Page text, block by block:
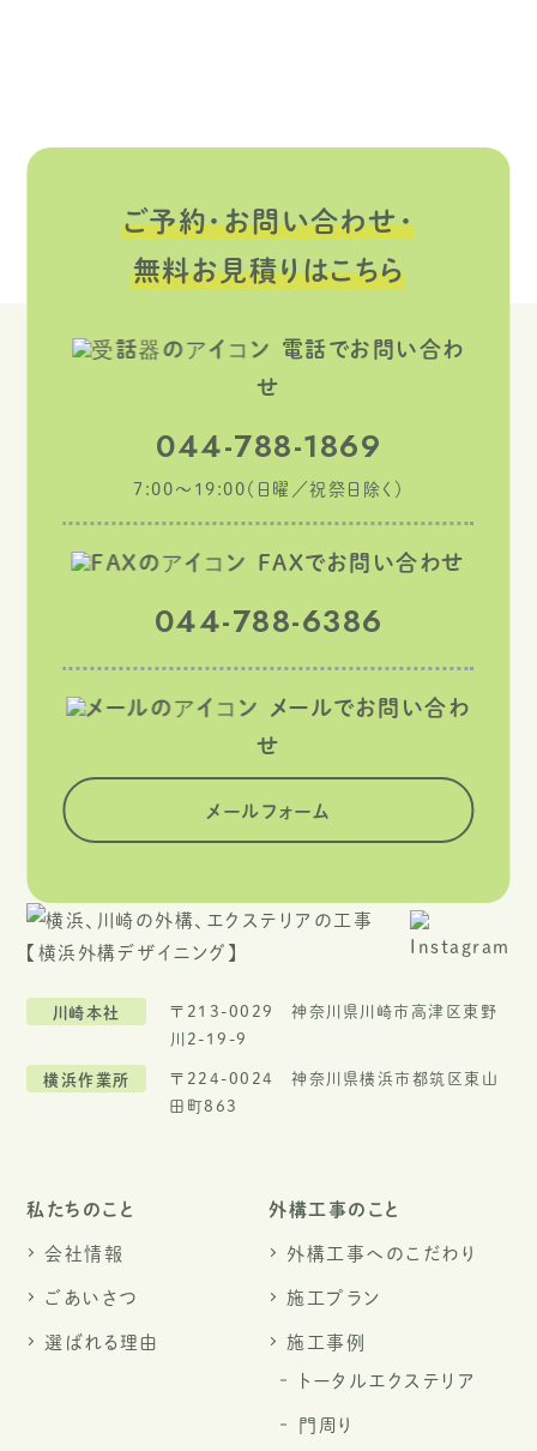
ご予約・お問い合わせ・
無料お見積りはこちら
電話でお問い合わ
せ
044-788-1869
7:00～19:00（日曜／祝祭日除く）
FAXでお問い合わせ
044-788-6386
メールでお問い合わ
せ
メールフォーム
川崎本社
〒213-0029 神奈川県川崎市高津区東野
川2-19-9
横浜作業所
〒224-0024 神奈川県横浜市都筑区東山
田町863
私たちのこと
会社情報
ごあいさつ
選ばれる理由
外構工事のこと
外構工事へのこだわり
施工プラン
施工事例
トータルエクステリア
門周り